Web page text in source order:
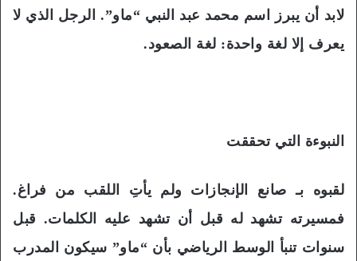
لابد أن يبرز اسم محمد عبد النبي “ماو”. الرجل الذي لا
يعرف إلا لغة واحدة: لغة الصعود.
النبوءة التي تحققت
لقبوه بـ صانع الإنجازات ولم يأتِ اللقب من فراغ.
فمسيرته تشهد له قبل أن تشهد عليه الكلمات. قبل
سنوات تنبأ الوسط الرياضي بأن “ماو” سيكون المدرب